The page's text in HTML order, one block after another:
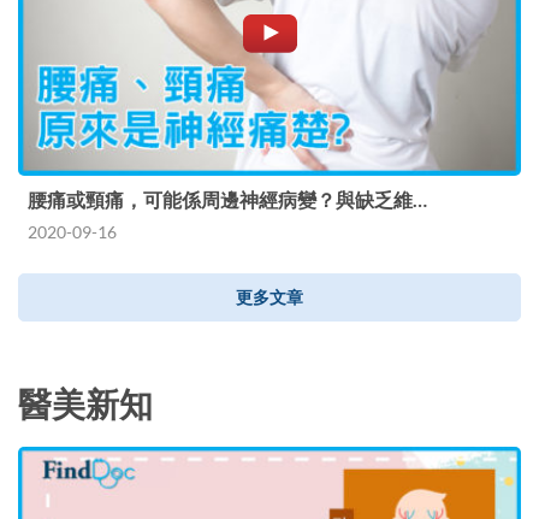
腰痛或頸痛，可能係周邊神經病變？與缺乏維…
2020-09-16
更多文章
醫美新知